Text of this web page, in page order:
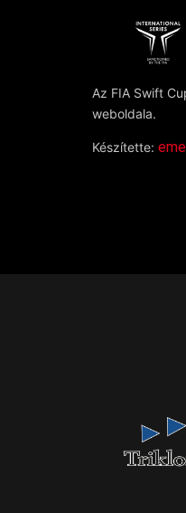
Az FIA Swift
weboldala.
Készítette: